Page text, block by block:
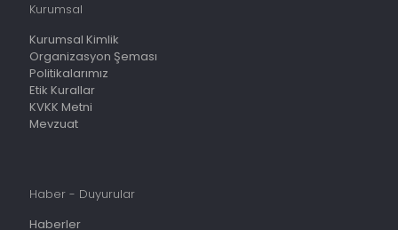
Kurumsal
Kurumsal Kimlik
Organizasyon Şeması
Politikalarımız
Etik Kurallar
KVKK Metni
Mevzuat
Haber - Duyurular
Haberler